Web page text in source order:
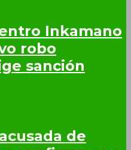
Inkamano
robo
sanción
de